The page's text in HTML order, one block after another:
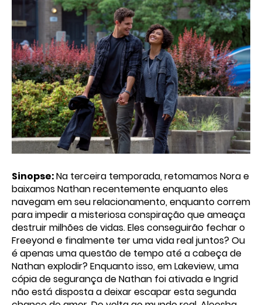
Sinopse:Na terceira temporada, retomamos Nora e
baixamos Nathan recentemente enquanto eles
navegam em seu relacionamento, enquanto correm
para impedir a misteriosa conspiração que ameaça
destruir milhões de vidas. Eles conseguirão fechar o
Freeyond e finalmente ter uma vida real juntos? Ou
é apenas uma questão de tempo até a cabeça de
Nathan explodir? Enquanto isso, em Lakeview, uma
cópia de segurança de Nathan foi ativada e Ingrid
não está disposta a deixar escapar esta segunda